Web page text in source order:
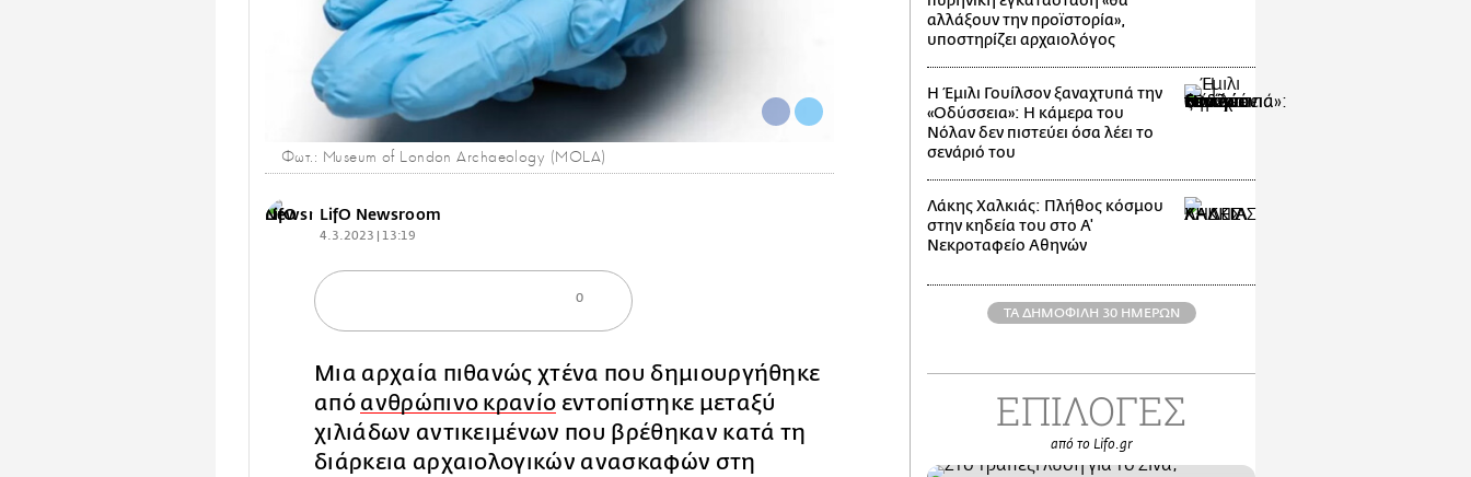
Φωτ.: Museum of London Archaeology (MOLA)
LifO Newsroom
4.3.2023 | 13:19
0
Μια αρχαία πιθανώς χτένα που δημιουργήθηκε
από ανθρώπινο κρανίο εντοπίστηκε μεταξύ
χιλιάδων αντικειμένων που βρέθηκαν κατά τη
διάρκεια αρχαιολογικών ανασκαφών στη
αλλάξουν την προϊστορία»,
υποστηρίζει αρχαιολόγος
Η Έμιλι Γουίλσον ξαναχτυπά την
«Οδύσσεια»: Η κάμερα του
Νόλαν δεν πιστεύει όσα λέει το
σενάριό του
Λάκης Χαλκιάς: Πλήθος κόσμου
στην κηδεία του στο Α'
Νεκροταφείο Αθηνών
ΤΑ ΔΗΜΟΦΙΛΗ 30 ΗΜΕΡΩΝ
ΕΠΙΛΟΓΕΣ
από το Lifo.gr